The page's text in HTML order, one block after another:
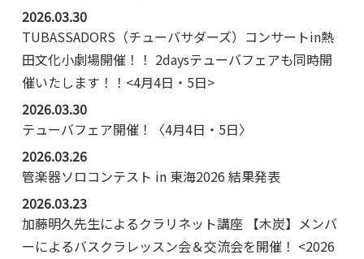
2026.03.30
TUBASSADORS（チューバサダーズ）コンサートin熱
田文化小劇場開催！！ 2daysテューバフェアも同時開
催いたします！！<4月4日・5日>
2026.03.30
テューバフェア開催！〈4月4日・5日〉
2026.03.26
管楽器ソロコンテスト in 東海2026 結果発表
2026.03.23
加藤明久先生によるクラリネット講座 【木炭】メンバ
ーによるバスクラレッスン会＆交流会を開催！ <2026